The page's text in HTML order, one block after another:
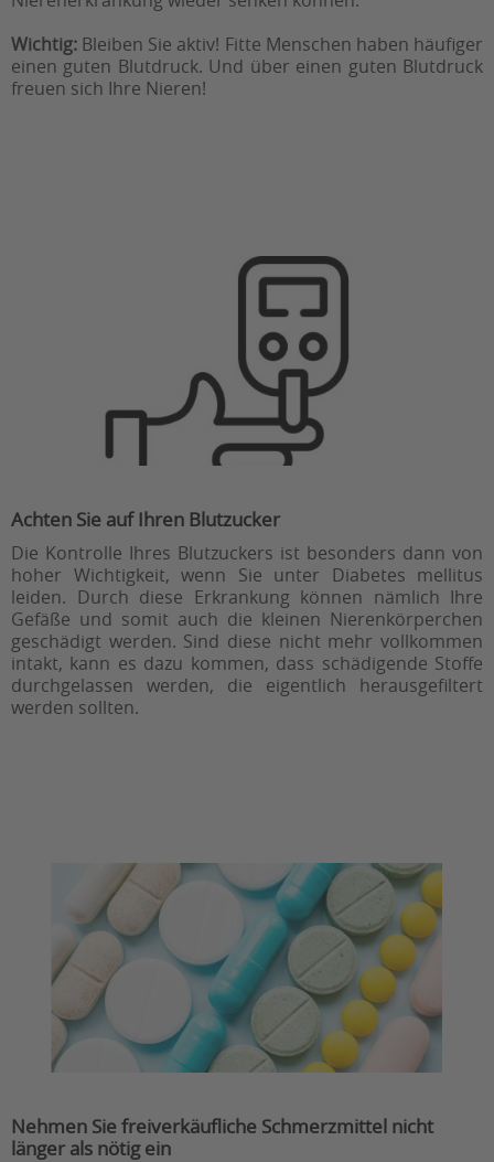
Achten Sie auf Ihren Blutzucker
Die Kontrolle Ihres Blutzuckers ist besonders dann von
hoher Wichtigkeit, wenn Sie unter Diabetes mellitus
leiden. Durch diese Erkrankung können nämlich Ihre
Gefäße und somit auch die kleinen Nierenkörperchen
geschädigt werden. Sind diese nicht mehr vollkommen
intakt, kann es dazu kommen, dass schädigende Stoffe
durchgelassen werden, die eigentlich herausgefiltert
werden sollten.
Wichtig: Bleiben Sie aktiv! Fitte Menschen haben häufiger
einen guten Blutdruck. Und über einen guten Blutdruck
freuen sich Ihre Nieren!
Nehmen Sie freiverkäufliche Schmerzmittel nicht
länger als nötig ein